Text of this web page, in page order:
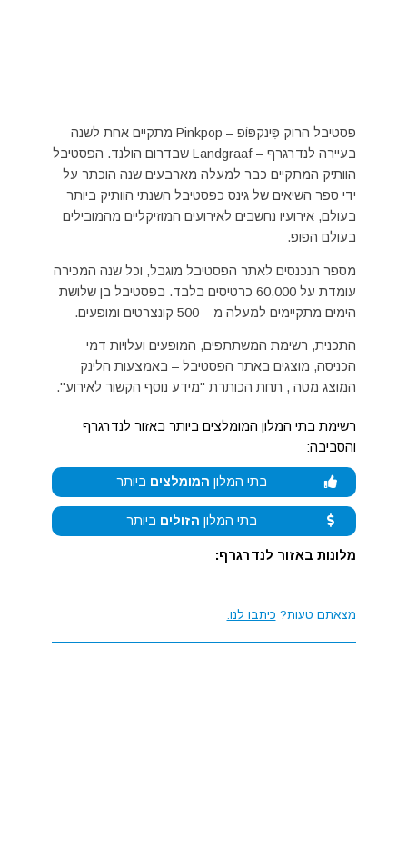
פסטיבל הרוק פִּינקפּוֹפ – Pinkpop מתקיים אחת לשנה
בעיירה לנדרגרף – Landgraaf שבדרום הולנד. הפסטיבל
הוותיק המתקיים כבר למעלה מארבעים שנה הוכתר על
ידי ספר השיאים של גינס כפסטיבל השנתי הוותיק ביותר
בעולם, אירועיו נחשבים לאירועים המוזיקליים מהמובילים
בעולם הפופ.
מספר הנכנסים לאתר הפסטיבל מוגבל, וכל שנה המכירה
עומדת על 60,000 כרטיסים בלבד. בפסטיבל בן שלושת
הימים מתקיימים למעלה מ – 500 קונצרטים ומופעים.
התכנית, רשימת המשתתפים, המופעים ועלויות דמי
הכניסה, מוצגים באתר הפסטיבל – באמצעות הלינק
המוצג מטה , תחת הכותרת "מידע נוסף הקשור לאירוע".
רשימת בתי המלון המומלצים ביותר באזור לנדרגרף
והסביבה:
בתי המלון המומלצים ביותר
בתי המלון הזולים ביותר
מלונות באזור לנדרגרף:
מצאתם טעות? כיתבו לנו.